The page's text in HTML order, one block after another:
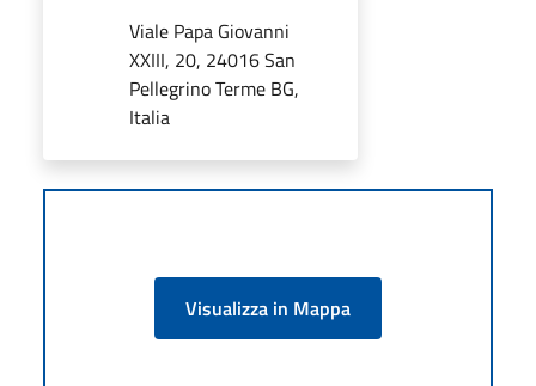
Viale Papa Giovanni
XXIII, 20, 24016 San
Pellegrino Terme BG,
Italia
Visualizza in Mappa